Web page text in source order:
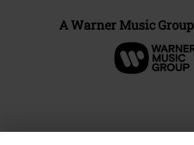
A Warner Music